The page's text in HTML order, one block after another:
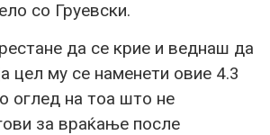
со Груевски.
да се крие и веднаш да
цел му се наменети овие 4.3
оглед на тоа што не
за враќање после